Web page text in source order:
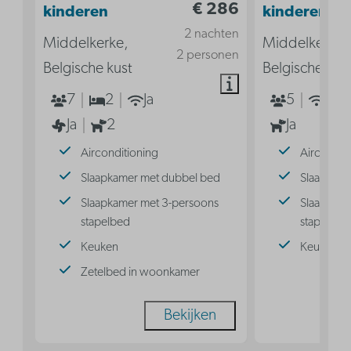
€ 286
2 nachten
2 personen
kinderen
Middelkerke,
Belgische kust
7
2
Ja
Ja
2
Airconditioning
Slaapkamer met dubbel bed
Slaapkamer met 3-persoons
stapelbed
Keuken
Zetelbed in woonkamer
Bekijken
kinderen
Middelkerke,
Belgische
5
Ja
stapelbed
Keuken